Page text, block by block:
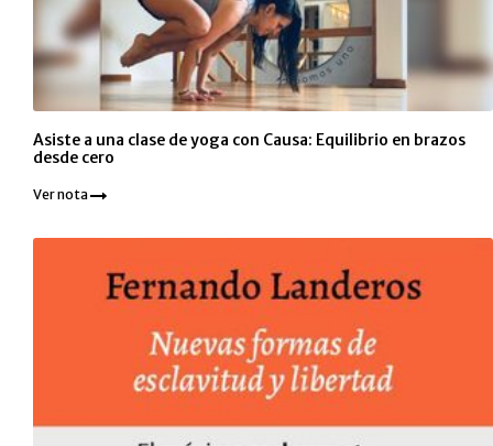
Asiste a una clase de yoga con Causa: Equilibrio en brazos
desde cero
Ver nota